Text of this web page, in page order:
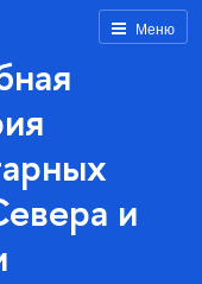
Меню
и